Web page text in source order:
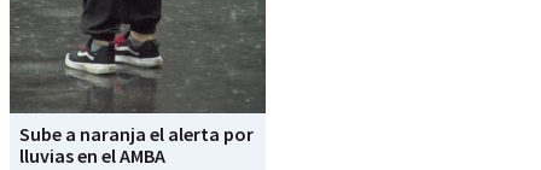
Sube a naranja el alerta por
lluvias en el AMBA